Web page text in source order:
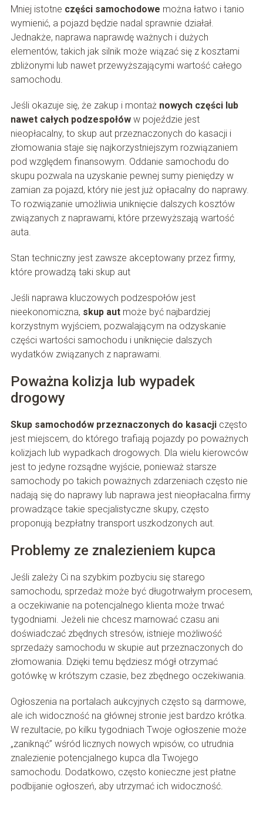
Mniej istotne części samochodowe można łatwo i tanio
wymienić, a pojazd będzie nadal sprawnie działał.
Jednakże, naprawa naprawdę ważnych i dużych
elementów, takich jak silnik może wiązać się z kosztami
zbliżonymi lub nawet przewyższającymi wartość całego
samochodu.
Jeśli okazuje się, że zakup i montaż nowych części lub
nawet całych podzespołóww pojeździe jest
nieopłacalny, to skup aut przeznaczonych do kasacji i
złomowania staje się najkorzystniejszym rozwiązaniem
pod względem finansowym. Oddanie samochodu do
skupu pozwala na uzyskanie pewnej sumy pieniędzy w
zamian za pojazd, który nie jest już opłacalny do naprawy.
To rozwiązanie umożliwia uniknięcie dalszych kosztów
związanych z naprawami, które przewyższają wartość
auta.
Stan techniczny jest zawsze akceptowany przez firmy,
które prowadzą taki skup aut
Jeśli naprawa kluczowych podzespołów jest
nieekonomiczna, skup autmoże być najbardziej
korzystnym wyjściem, pozwalającym na odzyskanie
części wartości samochodu i uniknięcie dalszych
wydatków związanych z naprawami.
Poważna kolizja lub wypadek
drogowy
Skup samochodów przeznaczonych do kasacji często
jest miejscem, do którego trafiają pojazdy po poważnych
kolizjach lub wypadkach drogowych. Dla wielu kierowców
jest to jedyne rozsądne wyjście, ponieważ starsze
samochody po takich poważnych zdarzeniach często nie
nadają się do naprawy lub naprawa jest nieopłacalna.firmy
prowadzące takie specjalistyczne skupy, często
proponują bezpłatny transport uszkodzonych aut.
Problemy ze znalezieniem kupca
Jeśli zależy Ci na szybkim pozbyciu się starego
samochodu, sprzedaż może być długotrwałym procesem,
a oczekiwanie na potencjalnego klienta może trwać
tygodniami. Jeżeli nie chcesz marnować czasu ani
doświadczać zbędnych stresów, istnieje możliwość
sprzedaży samochodu w skupie aut przeznaczonych do
złomowania. Dzięki temu będziesz mógł otrzymać
gotówkę w krótszym czasie, bez zbędnego oczekiwania.
Ogłoszenia na portalach aukcyjnych często są darmowe,
ale ich widoczność na głównej stronie jest bardzo krótka.
W rezultacie, po kilku tygodniach Twoje ogłoszenie może
„zaniknąć” wśród licznych nowych wpisów, co utrudnia
znalezienie potencjalnego kupca dla Twojego
samochodu. Dodatkowo, często konieczne jest płatne
podbijanie ogłoszeń, aby utrzymać ich widoczność.